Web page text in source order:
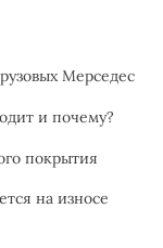
Мерседес
и почему?
покрытия
на износе